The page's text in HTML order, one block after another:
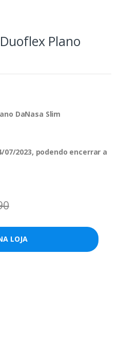
Plano
DaNasa Slim
2023, podendo encerrar a
LOJA